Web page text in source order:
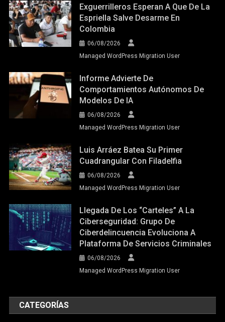
Exguerrilleros Esperan A Que De La
Espriella Salve Desarme En
Colombia
06/08/2026
Managed WordPress Migration User
Informe Advierte De
Comportamientos Autónomos De
Modelos De IA
06/08/2026
Managed WordPress Migration User
Luis Arráez Batea Su Primer
Cuadrangular Con Filadelfia
06/08/2026
Managed WordPress Migration User
Llegada De Los “carteles” A La
Ciberseguridad: Grupo De
Ciberdelincuencia Evoluciona A
Plataforma De Servicios Criminales
06/08/2026
Managed WordPress Migration User
CATEGORÍAS